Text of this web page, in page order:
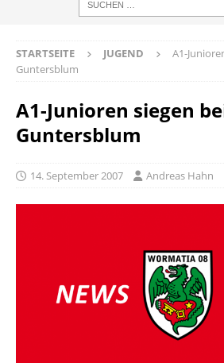
STARTSEITE JUGEND
A1-
Guntersblum
A1-Junioren siegen
Guntersblum
14. September 2007 Andreas Hahn